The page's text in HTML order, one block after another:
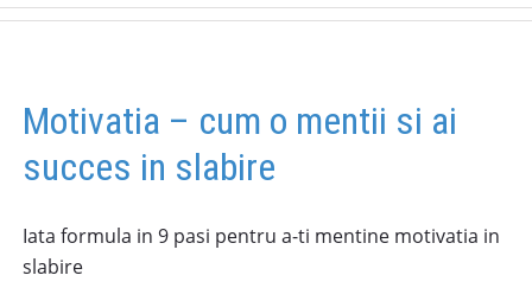
Motivatia – cum o mentii si ai
succes in slabire
Iata formula in 9 pasi pentru a-ti mentine motivatia in
slabire